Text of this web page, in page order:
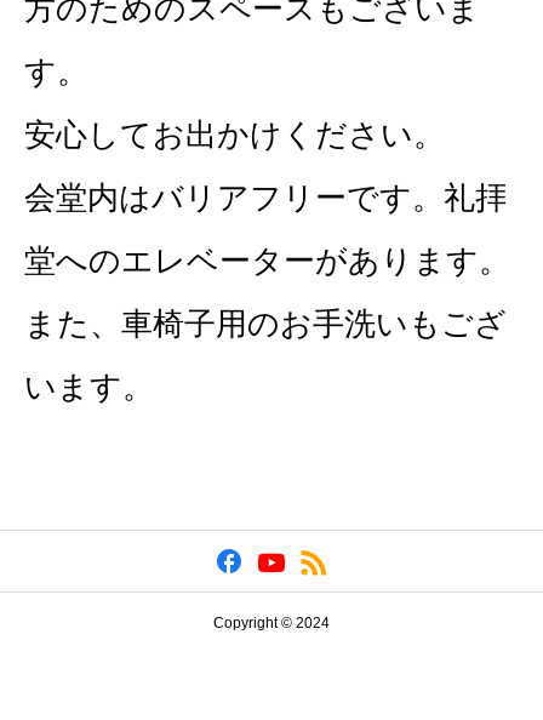
方のためのスペースもございま
す。
安心してお出かけください。
会堂内はバリアフリーです。礼拝
堂へのエレベーターがあります。
また、車椅子用のお手洗いもござ
います。
Copyright © 2024